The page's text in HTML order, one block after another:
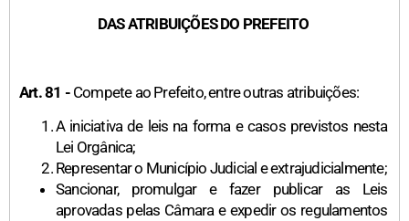
DAS ATRIBUIÇÕES DO PREFEITO
Art. 81 -Compete ao Prefeito, entre outras atribuições:
A iniciativa de leis na forma e casos previstos nesta
Lei Orgânica;
Representar o Município Judicial e extrajudicialmente;
Sancionar, promulgar e fazer publicar as Leis
aprovadas pelas Câmara e expedir os regulamentos